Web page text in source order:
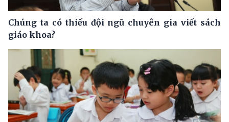
Chúng ta có thiếu đội ngũ chuyên gia viết sách
giáo khoa?